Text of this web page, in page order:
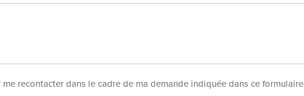
recontacter dans le cadre de ma demande indiquée dans ce formulaire